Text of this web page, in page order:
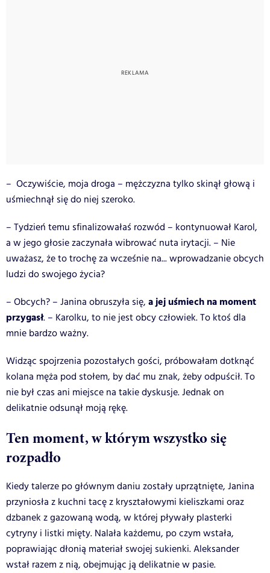
– Oczywiście, moja droga – mężczyzna tylko skinął głową i
uśmiechnął się do niej szeroko.
– Tydzień temu sfinalizowałaś rozwód – kontynuował Karol,
a w jego głosie zaczynała wibrować nuta irytacji. – Nie
uważasz, że to trochę za wcześnie na... wprowadzanie obcych
ludzi do swojego życia?
– Obcych? – Janina obruszyła się, a jej uśmiech na moment
przygasł. – Karolku, to nie jest obcy człowiek. To ktoś dla
mnie bardzo ważny.
Widząc spojrzenia pozostałych gości, próbowałam dotknąć
kolana męża pod stołem, by dać mu znak, żeby odpuścił. To
nie był czas ani miejsce na takie dyskusje. Jednak on
delikatnie odsunął moją rękę.
Ten moment, w którym wszystko się
rozpadło
Kiedy talerze po głównym daniu zostały uprzątnięte, Janina
przyniosła z kuchni tacę z kryształowymi kieliszkami oraz
dzbanek z gazowaną wodą, w której pływały plasterki
cytryny i listki mięty. Nalała każdemu, po czym wstała,
poprawiając dłonią materiał swojej sukienki. Aleksander
wstał razem z nią, obejmując ją delikatnie w pasie.